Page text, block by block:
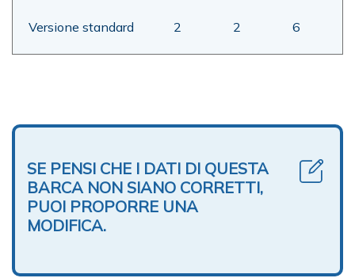
Versione standard 2 2 6
SE PENSI CHE I DATI DI QUESTA
BARCA NON SIANO CORRETTI,
PUOI PROPORRE UNA
MODIFICA.